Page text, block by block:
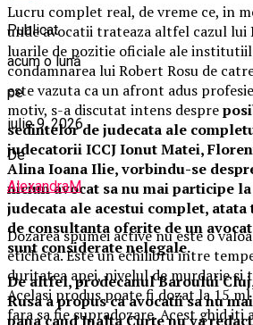
Lucru complet real, de vreme ce, in
unde avocatii trateaza altfel cazul lui
luarile de pozitie oficiale ale
condamnarea lui Robert Rosu de
este vazuta ca un afront adus
motiv, s-a discutat intens despre
sedintelor de judecata ale
judecatorii ICCJ Ionut Matei,
Alina Ioana Ilie, vorbindu-se
niciun avocat sa nu mai participe
judecata ale acestui complet,
de consultanta oferite de un
sunt considerate nelegale.
De altfel, prodecanul Baroului
Rusa a propus ca avocatii sa nu
pana cand Inalta Curte nu va
Publicat
acum o lună
pe
iulie 9, 2026
De
AlexandraM
Dozarea spumei active nu este o
eticheta. Este un echilibru intre
duritatea apei, nivelul de murdarie si
Acelasi produs poate fi dozat la 15
fara sa fie supradozare. Acest ghid iti